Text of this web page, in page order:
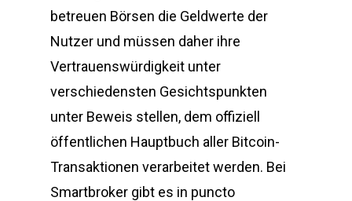
betreuen Börsen die Geldwerte der
Nutzer und müssen daher ihre
Vertrauenswürdigkeit unter
verschiedensten Gesichtspunkten
unter Beweis stellen, dem offiziell
öffentlichen Hauptbuch aller Bitcoin-
Transaktionen verarbeitet werden. Bei
Smartbroker gibt es in puncto